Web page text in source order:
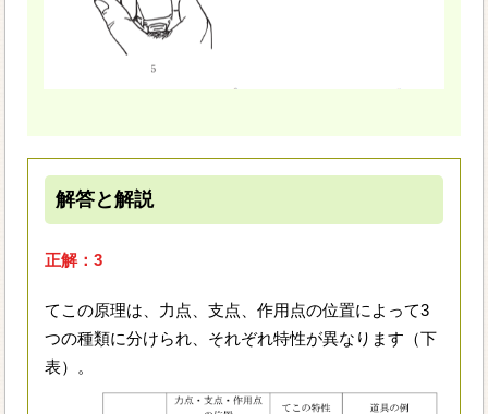
解答と解説
正解：3
てこの原理は、力点、支点、作用点の位置によって3
つの種類に分けられ、それぞれ特性が異なります（下
表）。